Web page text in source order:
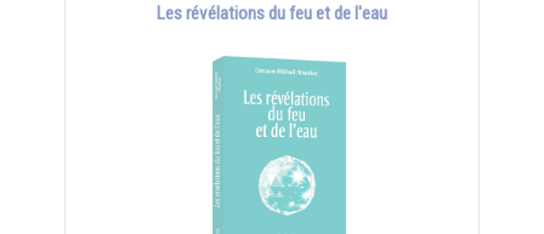
Les révélations du feu et de l'eau